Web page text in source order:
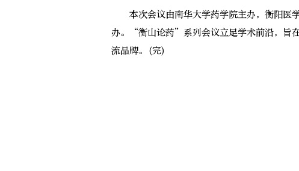
本次会议由南华大学药学院主办，衡阳医
办。“衡山论药”系列会议立足学术前沿，旨
流品牌。(完)